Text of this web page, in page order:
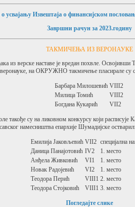
усвајању Извештаја о финансијском
Завршни рачун за 2023.годину
ТАКМИЧЕЊА ИЗ ВЕРОНАУКЕ
из верске наставе је вредан похвле.
на ОКРУЖНО такмичење пласирале су
Барбара Милошевић VIII2
Милица Томић
VIII2
Богдана Кукарић
VII2
такође су на ликовном конкурсу који расписује
намесништва епархије Шумадијске
Емилија Јаковљевић VII2 специјална
Даница Панајотовић IV2
1. место
Анђела Живковић
VI1
1. место
Новак Радојевић
VI2
1. место
Теодора Перић
VIII1 2. место
Теодора Стојковић
VIII1 3. место
Погледајте слике